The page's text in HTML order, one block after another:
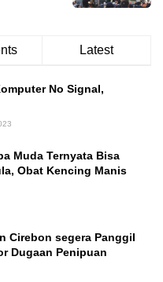
Latest
No Signal,
Muda Ternyata Bisa
Obat Kencing Manis
Cirebon segera Panggil
Dugaan Penipuan